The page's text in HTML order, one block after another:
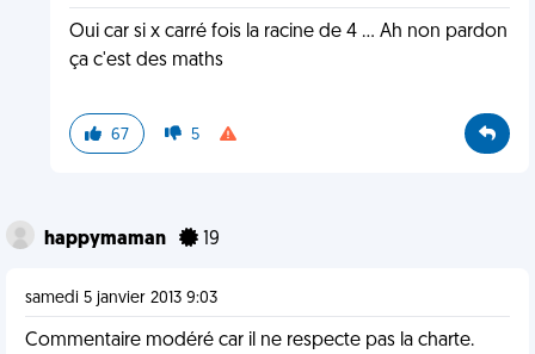
Oui car si x carré fois la racine de 4 ... Ah non pardon
ça c'est des maths
67 5
happymaman 19
samedi 5 janvier 2013 9:03
Commentaire modéré car il ne respecte pas la charte.